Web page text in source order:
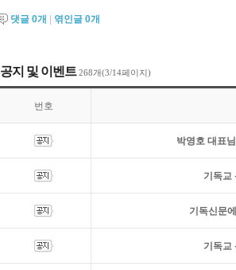
댓글 0개 엮인글 0개
공지 및 이벤트268개(3/14페이지)
번호
박영호 대표
기독교
기독신문
기독교